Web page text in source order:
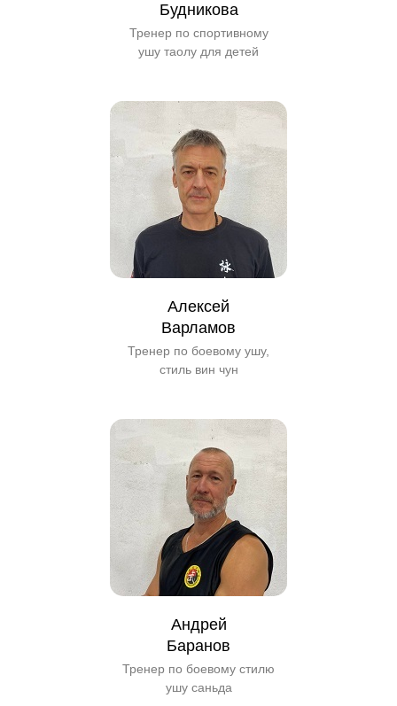
Будникова
Тренер по спортивному
ушу таолу для детей
Алексей
Варламов
Тренер по боевому ушу,
стиль вин чун
Андрей
Баранов
Тренер по боевому стилю
ушу саньда